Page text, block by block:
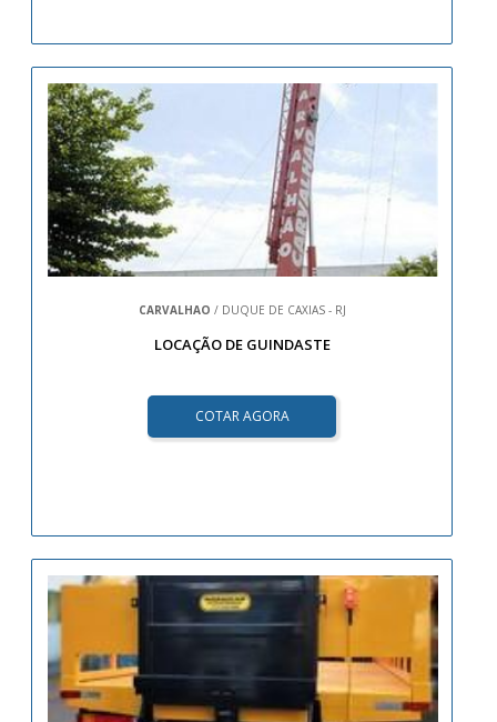
CARVALHAO / DUQUE DE CAXIAS - RJ
LOCAÇÃO DE GUINDASTE
COTAR AGORA